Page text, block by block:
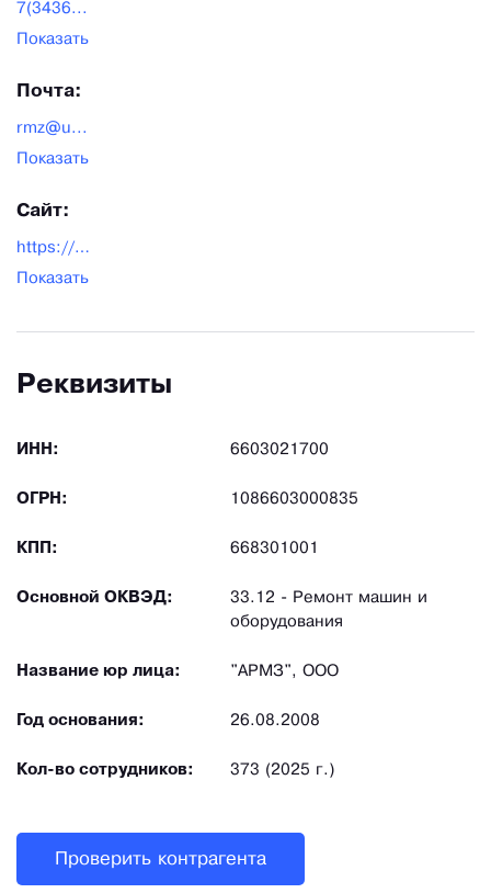
7(3436...
Показать
Почта:
rmz@u...
Показать
Сайт:
https://armz.su/
Показать
Реквизиты
ИНН: 6603021700
ОГРН: 1086603000835
КПП: 668301001
Основной ОКВЭД:
33.12 - Ремонт машин и
оборудования
Название юр лица: "АРМЗ", ООО
Год основания: 26.08.2008
Кол-во сотрудников: 373 (2025 г.)
Проверить контрагента